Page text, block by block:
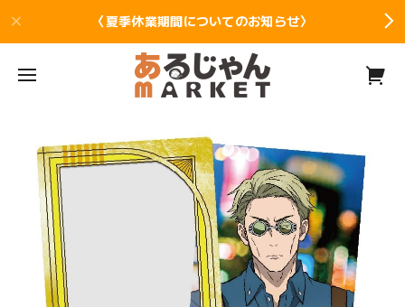
〈夏季休業期間についてのお知らせ〉